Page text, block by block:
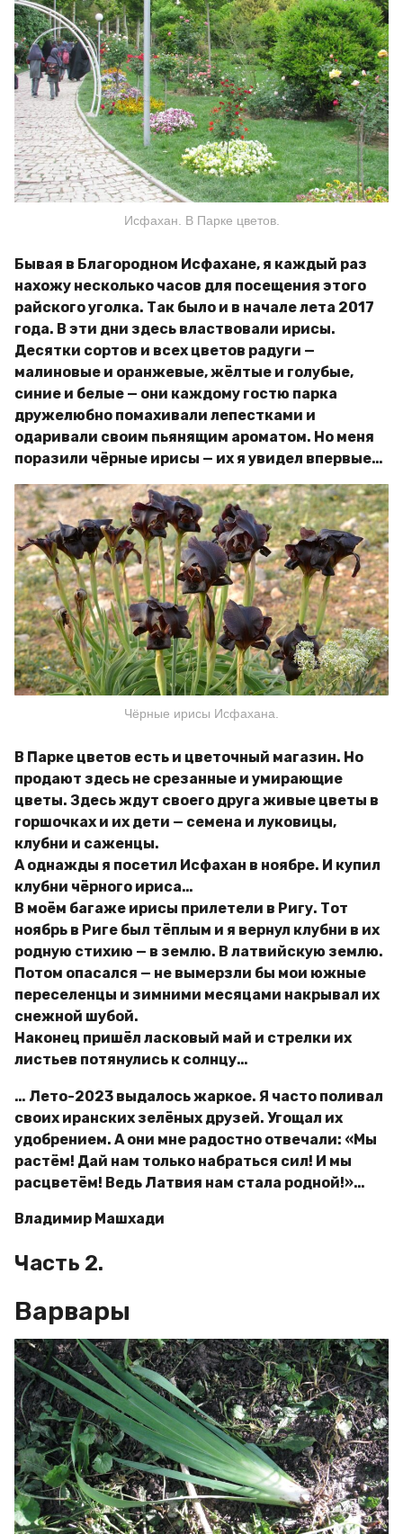
Исфахан. В Парке цветов.
Бывая в Благородном Исфахане, я каждый раз
нахожу несколько часов для посещения этого
райского уголка. Так было и в начале лета 2017
года. В эти дни здесь властвовали ирисы.
Десятки сортов и всех цветов радуги —
малиновые и оранжевые, жёлтые и голубые,
синие и белые — они каждому гостю парка
дружелюбно помахивали лепестками и
одаривали своим пьянящим ароматом. Но меня
поразили чёрные ирисы — их я увидел впервые…
Чёрные ирисы Исфахана.
В Парке цветов есть и цветочный магазин. Но
продают здесь не срезанные и умирающие
цветы. Здесь ждут своего друга живые цветы в
горшочках и их дети — семена и луковицы,
клубни и саженцы.
А однажды я посетил Исфахан в ноябре. И купил
клубни чёрного ириса…
В моём багаже ирисы прилетели в Ригу. Тот
ноябрь в Риге был тёплым и я вернул клубни в их
родную стихию — в землю. В латвийскую землю.
Потом опасался — не вымерзли бы мои южные
переселенцы и зимними месяцами накрывал их
снежной шубой.
Наконец пришёл ласковый май и стрелки их
листьев потянулись к солнцу…
… Лето-2023 выдалось жаркое. Я часто поливал
своих иранских зелёных друзей. Угощал их
удобрением. А они мне радостно отвечали: «Мы
растём! Дай нам только набраться сил! И мы
расцветём! Ведь Латвия нам стала родной!»…
Владимир Машхади
Часть 2.
Варвары